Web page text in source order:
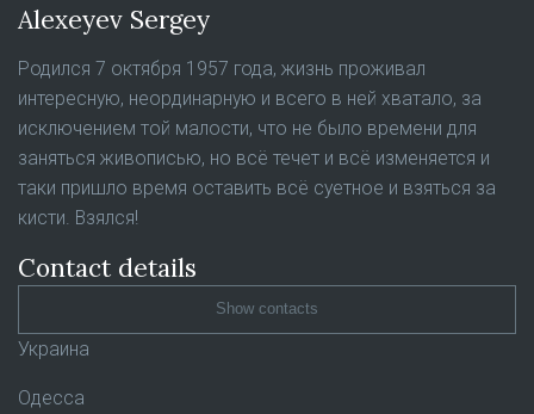
Alexeyev Sergey
Родился 7 октября 1957 года, жизнь проживал
интересную, неординарную и всего в ней хватало, за
исключением той малости, что не было времени для
заняться живописью, но всё течет и всё изменяется и
таки пришло время оставить всё суетное и взяться за
кисти. Взялся!
Contact details
Show contacts
Украина
Одесса